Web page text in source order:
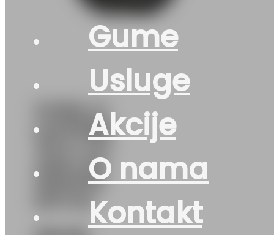
Gume
Usluge
Akcije
O nama
Kontakt
GUMA LT
LAUFENN
VAN LY31
109/107R
DOT:24